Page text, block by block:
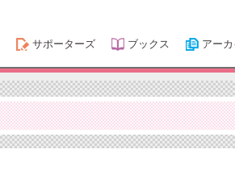
サポーターズ ブックス アー